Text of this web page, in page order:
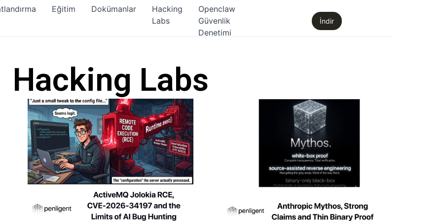
Eğitim Dokümanlar
Hacking
Labs
Openclaw
Güvenlik
Denetimi
İndir
Hacking Labs